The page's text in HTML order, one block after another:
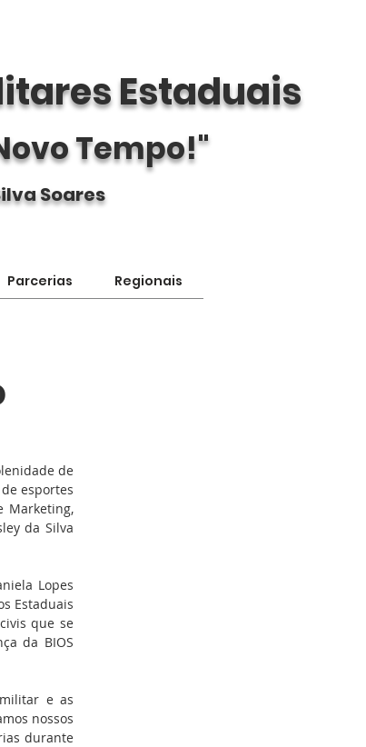
Estaduais
Tempo!"
Soares
Parcerias Regionais
de
esportes
Marketing,
da Silva
Lopes
Estaduais
que se
da BIOS
e as
nossos
durante